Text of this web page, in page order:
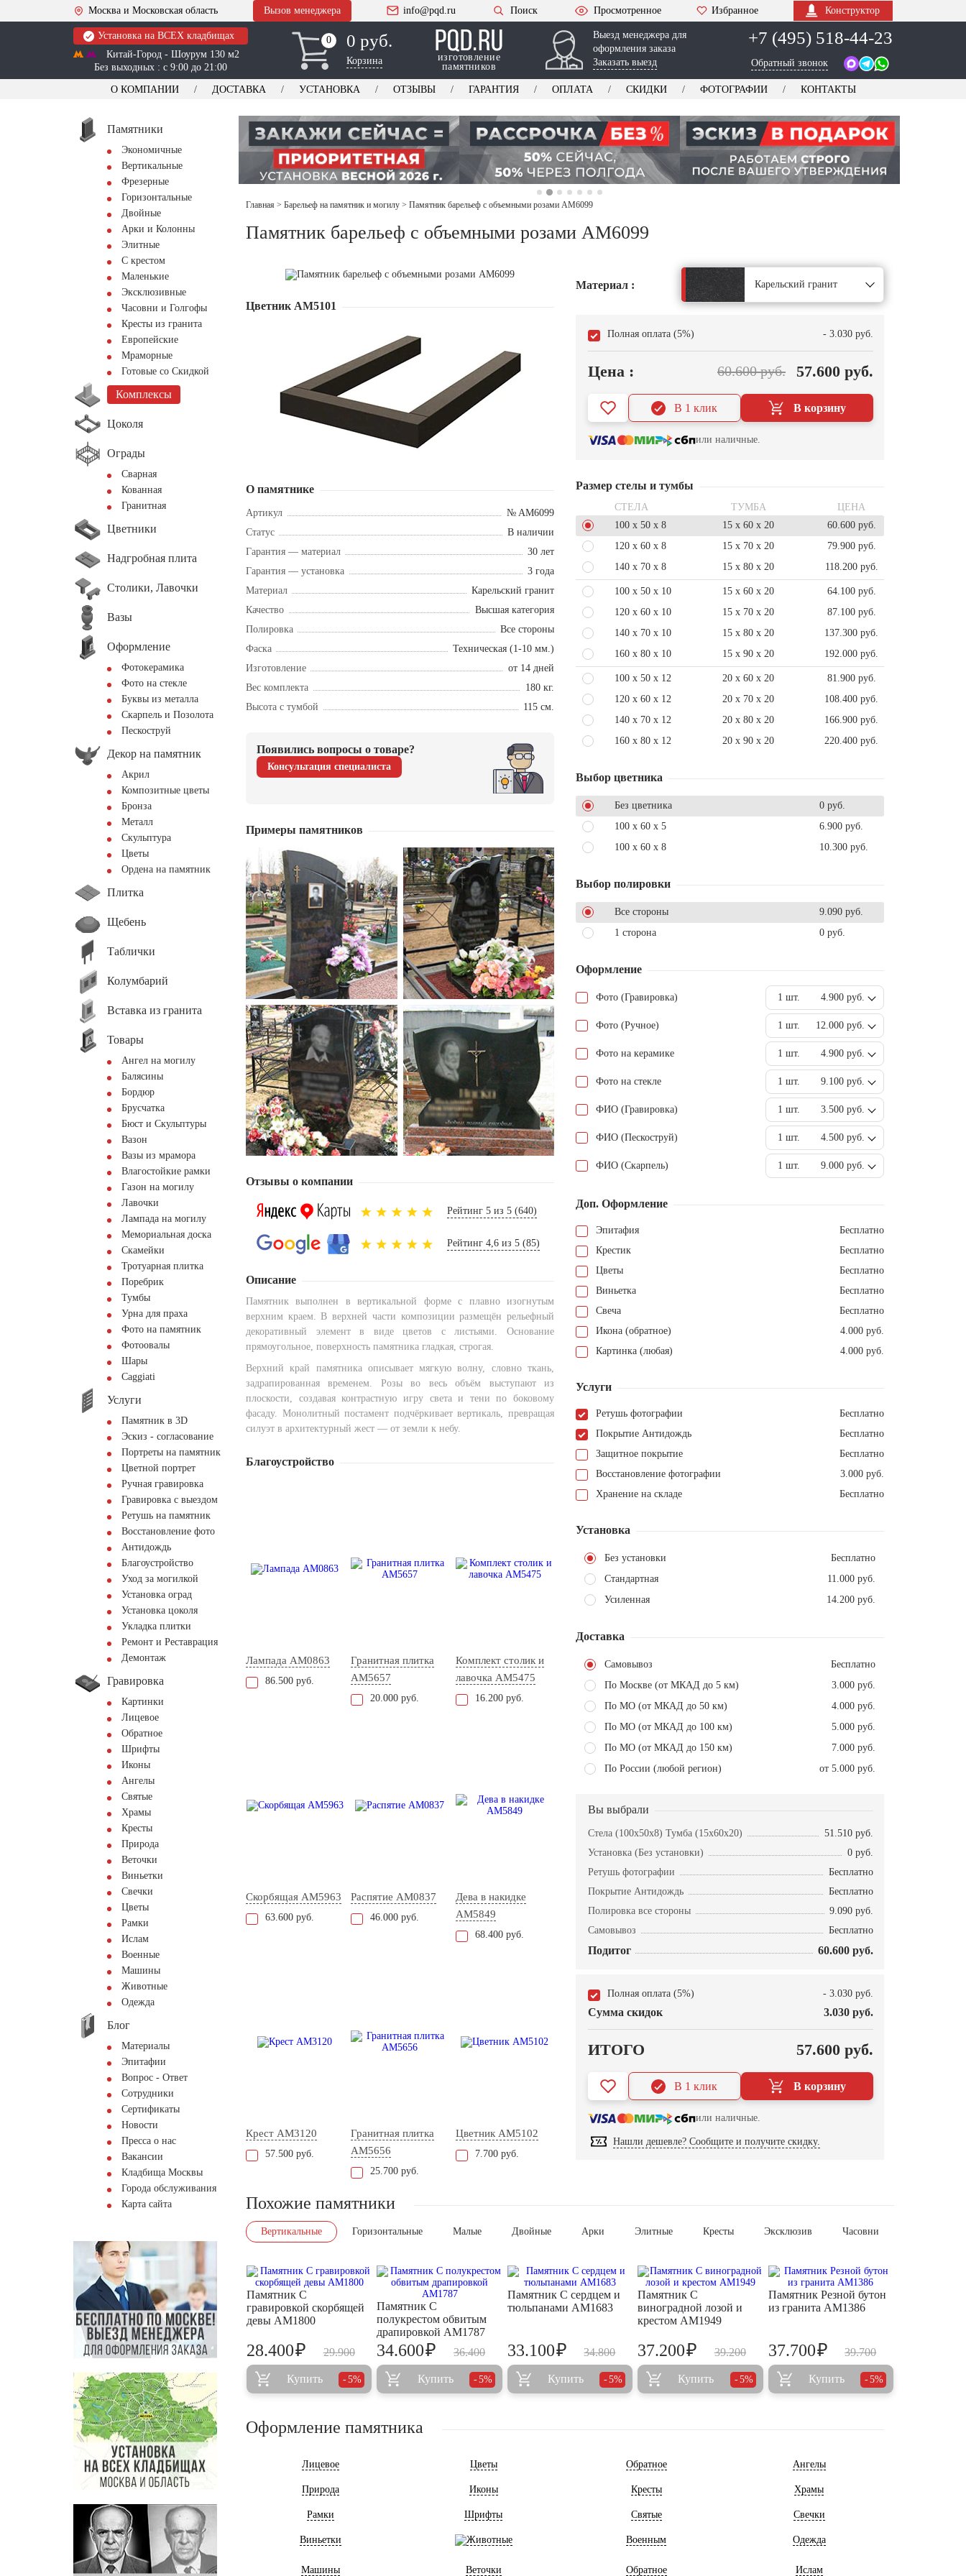
Москва и Московская область Вызов менеджера info@pqd.ru Поиск Просмотренное Избранное Конструктор
Установка на ВСЕХ кладбищах
Китай-Город - Шоурум 130 м2
Без выходных : с 9:00 до 21:00
0
0 0 руб.
Корзина
изготовление
памятников
Выезд менеджера для
оформления заказа
Заказать выезд
+7 (495) 518-44-23
Обратный звонок
О КОМПАНИИ ДОСТАВКА УСТАНОВКА ОТЗЫВЫ ГАРАНТИЯ ОПЛАТА СКИДКИ ФОТОГРАФИИ КОНТАКТЫ
Памятники
Экономичные
Вертикальные
Фрезерные
Горизонтальные
Двойные
Арки и Колонны
Элитные
С крестом
Маленькие
Эксклюзивные
Часовни и Голгофы
Кресты из гранита
Европейские
Мраморные
Готовые со Скидкой
Комплексы
Цоколя
Ограды
Сварная
Кованная
Гранитная
Цветники
Надгробная плита
Столики, Лавочки
Вазы
Оформление
Фотокерамика
Фото на стекле
Буквы из металла
Скарпель и Позолота
Пескоструй
Декор на памятник
Акрил
Композитные цветы
Бронза
Металл
Скульптура
Цветы
Ордена на памятник
Плитка
Щебень
Таблички
Колумбарий
Вставка из гранита
Товары
Ангел на могилу
Балясины
Бордюр
Брусчатка
Бюст и Скульптуры
Вазон
Вазы из мрамора
Влагостойкие рамки
Газон на могилу
Лавочки
Лампада на могилу
Мемориальная доска
Скамейки
Тротуарная плитка
Поребрик
Тумбы
Урна для праха
Фото на памятник
Фотоовалы
Шары
Сaggiati
Услуги
Памятник в 3D
Эскиз - согласование
Портреты на памятник
Цветной портрет
Ручная гравировка
Гравировка с выездом
Ретушь на памятник
Восстановление фото
Антидождь
Благоустройство
Уход за могилкой
Установка оград
Установка цоколя
Укладка плитки
Ремонт и Реставрация
Демонтаж
Гравировка
Картинки
Лицевое
Обратное
Шрифты
Иконы
Ангелы
Святые
Храмы
Кресты
Природа
Веточки
Виньетки
Свечки
Цветы
Рамки
Ислам
Военные
Машины
Животные
Одежда
Блог
Материалы
Эпитафии
Вопрос - Ответ
Сотрудники
Сертификаты
Новости
Пресса о нас
Вакансии
Кладбища Москвы
Города обслуживания
Карта сайта
Главная > Барельеф на памятник и могилу > Памятник барельеф с объемными розами AM6099
Памятник барельеф с объемными розами AM6099
Цветник АМ5101
О памятнике
Артикул
№ AM6099
Статус
В наличии
Гарантия — материал
30 лет
Гарантия — установка
3 года
Материал
Карельский гранит
Качество
Высшая категория
Полировка
Все стороны
Фаска
Техническая (1-10 мм.)
Изготовление
от 14 дней
Вес комплекта
180 кг.
Высота с тумбой
115 см.
Появились вопросы о товаре?
Консультация специалиста
Примеры памятников
Отзывы о компании
Рейтинг 5 из 5 (640)
Рейтинг 4,6 из 5 (85)
Описание
Памятник выполнен в вертикальной форме с плавно изогнутым
верхним краем. В верхней части композиции размещён рельефный
декоративный элемент в виде цветов с листьями. Основание
прямоугольное, поверхность памятника гладкая, строгая.
Верхний край памятника описывает мягкую волну, словно ткань,
задрапированная временем. Розы во весь объём выступают из
плоскости, создавая контрастную игру света и тени по боковому
фасаду. Монолитный постамент подчёркивает вертикаль, превращая
силуэт в архитектурный жест — от земли к небу.
Благоустройство
Лампада AM0863
86.500 руб.
Гранитная плитка
AM5657
20.000 руб.
Комплект столик и
лавочка АМ5475
16.200 руб.
Скорбящая AM5963
63.600 руб.
Распятие AM0837
46.000 руб.
Дева в накидке
AM5849
68.400 руб.
Крест AM3120
57.500 руб.
Гранитная плитка
AM5656
25.700 руб.
Цветник AM5102
7.700 руб.
Материал : Карельский гранит
Полная оплата (5%) - 3.030 руб.
Цена : 60.600 руб. 57.600 руб.
В корзину
В 1 клик
или наличные.
Размер стелы и тумбы
СТЕЛА ТУМБА
ЦЕНА
100 x 50 x 8
15 x 60 x 20
60.600 руб.
120 x 60 x 8
15 x 70 x 20
79.900 руб.
140 x 70 x 8
15 x 80 x 20 118.200 руб.
100 x 50 x 10 15 x 60 x 20
64.100 руб.
120 x 60 x 10
15 x 70 x 20
87.100 руб.
140 x 70 x 10
15 x 80 x 20
137.300 руб.
160 x 80 x 10
15 x 90 x 20 192.000 руб.
100 x 50 x 12 20 x 60 x 20
81.900 руб.
120 x 60 x 12
20 x 70 x 20
108.400 руб.
140 x 70 x 12
20 x 80 x 20
166.900 руб.
160 x 80 x 12
20 x 90 x 20 220.400 руб.
Выбор цветника
Без цветника
0 руб.
100 x 60 x 5
6.900 руб.
100 x 60 x 8
10.300 руб.
Выбор полировки
Все стороны
9.090 руб.
1 сторона
0 руб.
Оформление
Фото (Гравировка) 1 шт. 4.900 руб.
Фото (Ручное) 1 шт. 12.000 руб.
Фото на керамике 1 шт. 4.900 руб.
Фото на стекле 1 шт. 9.100 руб.
ФИО (Гравировка) 1 шт. 3.500 руб.
ФИО (Пескоструй) 1 шт. 4.500 руб.
ФИО (Скарпель) 1 шт. 9.000 руб.
Доп. Оформление
Эпитафия
Бесплатно
Крестик
Бесплатно
Цветы
Бесплатно
Виньетка
Бесплатно
Свеча
Бесплатно
Икона (обратное)
4.000 руб.
Картинка (любая)
4.000 руб.
Услуги
Ретушь фотографии
Бесплатно
Покрытие Антидождь
Бесплатно
Защитное покрытие
Бесплатно
Восстановление фотографии
3.000 руб.
Хранение на складе
Бесплатно
Установка
Без установки
Бесплатно
Стандартная
11.000 руб.
Усиленная
14.200 руб.
Доставка
Самовывоз
Бесплатно
По Москве (от МКАД до 5 км)
3.000 руб.
По МО (от МКАД до 50 км)
4.000 руб.
По МО (от МКАД до 100 км)
5.000 руб.
По МО (от МКАД до 150 км)
7.000 руб.
По России (любой регион)
от 5.000 руб.
Вы выбрали
Стела (100x50x8) Тумба (15x60x20)
51.510 руб.
Установка (Без установки)
0 руб.
Ретушь фотографии
Бесплатно
Покрытие Антидождь
Бесплатно
Полировка все стороны
9.090 руб.
Самовывоз
Бесплатно
Подитог 60.600 руб.
Полная оплата (5%) - 3.030 руб.
Сумма скидок 3.030 руб.
ИТОГО 57.600 руб.
В корзину
В 1 клик
или наличные.
Нашли дешевле? Сообщите и получите скидку.
Похожие памятники
Вертикальные Горизонтальные Малые Двойные Арки Элитные Кресты Эксклюзив Часовни
Памятник С
гравировкой скорбящей
девы AM1800
29.900
28.400₽
Купить 5%
Памятник С
полукрестом обвитым
драпировкой AM1787
36.400
34.600₽
Купить 5%
Памятник С сердцем и
тюльпанами AM1683
34.800
33.100₽
Купить 5%
Памятник С
виноградной лозой и
крестом AM1949
39.200
37.200₽
Купить 5%
Памятник Резной бутон
из гранита AM1386
39.700
37.700₽
Купить 5%
Оформление памятника
Лицевое Цветы Обратное Ангелы
Природа Иконы Кресты Храмы
Рамки Шрифты Святые Свечки
Виньетки Животные Военным Одежда
Машины Веточки Обратное Ислам